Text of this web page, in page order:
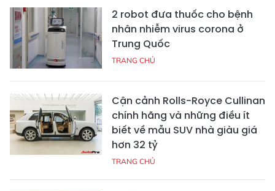
2 robot đưa thuốc cho bệnh
nhân nhiễm virus corona ở
Trung Quốc
TRANG CHỦ
Cận cảnh Rolls-Royce Cullinan
chính hãng và những điều ít
biết về mẫu SUV nhà giàu giá
hơn 32 tỷ
TRANG CHỦ